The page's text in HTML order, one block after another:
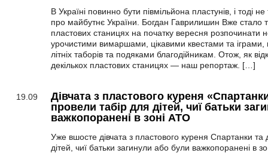
В Україні повинно бути півмільйона пластунів, і тоді
про майбутнє України. Богдан Гаврилишин Вже стало
пластових станицях на початку вересня розпочинати
урочистими вимаршами, цікавими квестами та іграми,
літніх таборів та подяками благодійникам. Отож, як
декількох пластових станицях — наш репортаж. […]
19.09
Дівчата з пластового куреня
провели табір для дітей, чиї батьки
важкопоранені в зоні АТО
Уже вшосте дівчата з пластового куреня Спартанки та
дітей, чиї батьки загинули або були важкопоранені в